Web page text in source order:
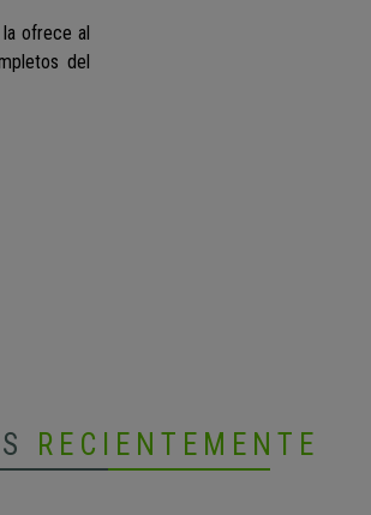
ofrece al
del
RECIENTEMENTE